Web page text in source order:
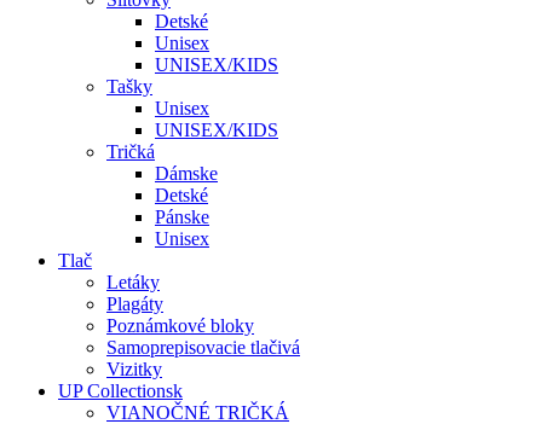
Detské
Unisex
UNISEX/KIDS
Tašky
Unisex
UNISEX/KIDS
Tričká
Dámske
Detské
Pánske
Unisex
Tlač
Letáky
Plagáty
Poznámkové bloky
Samoprepisovacie tlačivá
Vizitky
UP Collectionsk
VIANOČNÉ TRIČKÁ